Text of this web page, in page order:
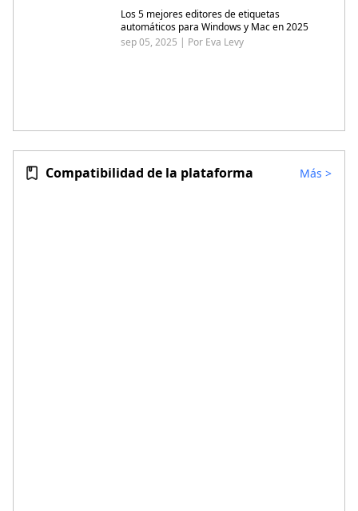
Los 5 mejores editores de etiquetas
automáticos para Windows y Mac en 2025
sep 05, 2025 | Por Eva Levy
Compatibilidad de la plataforma Más >